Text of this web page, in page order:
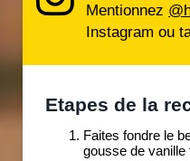
Mentionnez
Instagram ou
Etapes de la
Faites fondre le
gousse de vanille